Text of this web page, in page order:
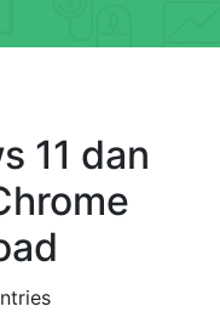
11 dan